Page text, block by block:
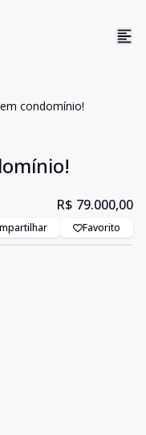
condomínio!
R$ 79.000,00
Favorito